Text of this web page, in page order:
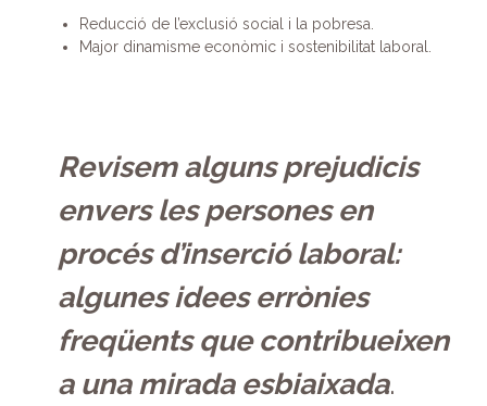
Reducció de l’exclusió social i la pobresa.
Major dinamisme econòmic i sostenibilitat laboral.
Revisem alguns prejudicis
envers les persones en
procés d’inserció laboral:
algunes idees errònies
freqüents que contribueixen
a una mirada esbiaixada.